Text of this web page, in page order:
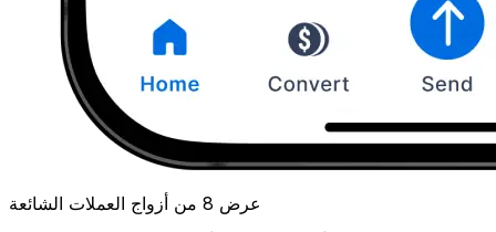
عرض 8 من أزواج العملات الشائعة